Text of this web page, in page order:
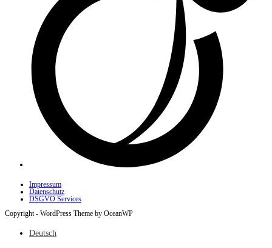
Impressum
Datenschutz
DSGVO Services
Copyright - WordPress Theme by OceanWP
Deutsch